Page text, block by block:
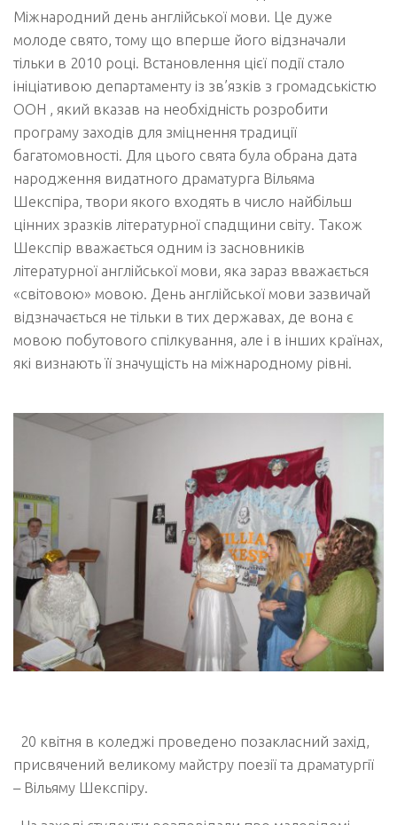
Міжнародний день англійської мови. Це дуже
молоде свято, тому що вперше його відзначали
тільки в 2010 році. Встановлення цієї події стало
ініціативою департаменту із зв’язків з громадськістю
ООН , який вказав на необхідність розробити
програму заходів для зміцнення традиції
багатомовності. Для цього свята була обрана дата
народження видатного драматурга Вільяма
Шекспіра, твори якого входять в число найбільш
цінних зразків літературної спадщини світу. Також
Шекспір вважається одним із засновників
літературної англійської мови, яка зараз вважається
«світовою» мовою. День англійської мови зазвичай
відзначається не тільки в тих державах, де вона є
мовою побутового спілкування, але і в інших країнах,
які визнають її значущість на міжнародному рівні.
20 квітня в коледжі проведено позакласний захід,
присвячений великому майстру поезії та драматургії
– Вільяму Шекспіру.